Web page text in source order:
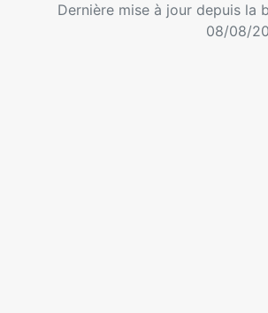
Dernière mise à jour depuis la
08/08/